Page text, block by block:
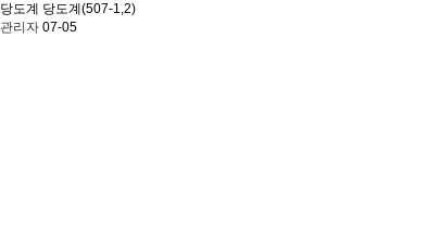
당도계 당도계(507-1,2)
관리자 07-05